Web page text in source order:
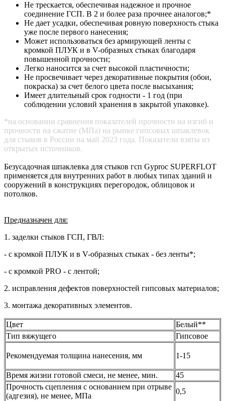
Не трескается, обеспечивая надежное и прочное
соединение ГСП. В 2 и более раза прочнее аналогов;*
Не дает усадки, обеспечивая ровную поверхность стыка
уже после первого нанесения;
Может использоваться без армирующей ленты с
кромкой ПЛУК и в V-образных стыках благодаря
повышенной прочности;
Легко наносится за счет высокой пластичности;
Не просвечивает через декоративные покрытия (обои,
покраска) за счет белого цвета после высыхания;
Имеет длительный срок годности - 1 год (при
соблюдении условий хранения в закрытой упаковке).
*на основании сравнения показателей прочности на изгиб и
прочности на сжатие (МПа) на рынке гипсовых шпаклевок
для стыков в России на май 2023 года. Показатели взяты из
открытых источников.
Безусадочная шпаклевка для стыков гсп Gyproc SUPERFLOT
применяется для внутренних работ в любых типах зданий и
сооружений в конструкциях перегородок, облицовок и
потолков.
Предназначен для:
1. заделки стыков ГСП, ГВЛ:
- с кромкой ПЛУК и в V-образных стыках - без ленты*;
- с кромкой PRO - с лентой;
2. исправления дефектов поверхностей гипсовых материалов;
3. монтажа декоративных элементов.
Цвет
Белый**
Тип вяжущего
Гипсовое
Рекомендуемая толщина нанесения, мм 1-15
Время жизни готовой смеси, не менее, мин.
45
Прочность сцепления с основанием при отрыве
(адгезия), не менее, МПа
0,5